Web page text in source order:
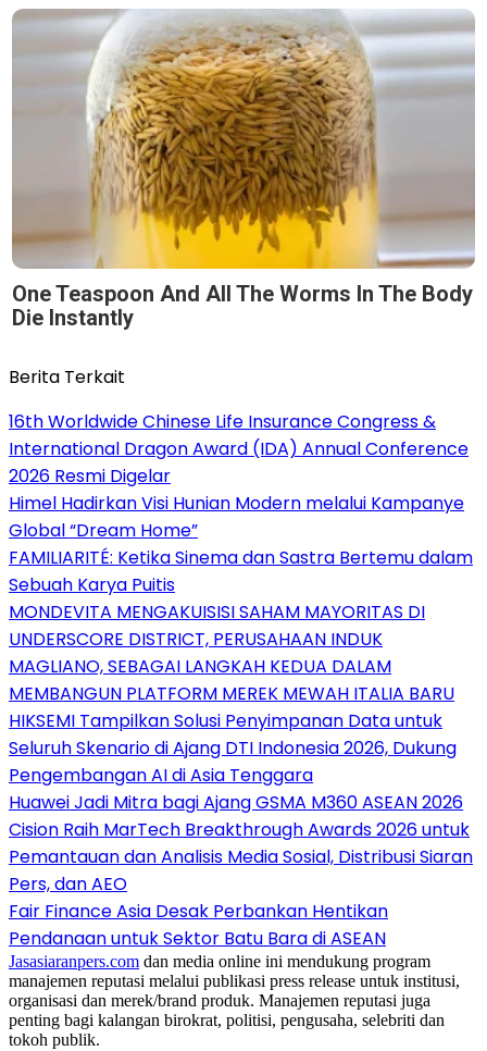
One Teaspoon And All The Worms In The Body
Die Instantly
Berita Terkait
16th Worldwide Chinese Life Insurance Congress &
International Dragon Award (IDA) Annual Conference
2026 Resmi Digelar
Himel Hadirkan Visi Hunian Modern melalui Kampanye
Global “Dream Home”
FAMILIARITÉ: Ketika Sinema dan Sastra Bertemu dalam
Sebuah Karya Puitis
MONDEVITA MENGAKUISISI SAHAM MAYORITAS DI
UNDERSCORE DISTRICT, PERUSAHAAN INDUK
MAGLIANO, SEBAGAI LANGKAH KEDUA DALAM
MEMBANGUN PLATFORM MEREK MEWAH ITALIA BARU
HIKSEMI Tampilkan Solusi Penyimpanan Data untuk
Seluruh Skenario di Ajang DTI Indonesia 2026, Dukung
Pengembangan AI di Asia Tenggara
Huawei Jadi Mitra bagi Ajang GSMA M360 ASEAN 2026
Cision Raih MarTech Breakthrough Awards 2026 untuk
Pemantauan dan Analisis Media Sosial, Distribusi Siaran
Pers, dan AEO
Fair Finance Asia Desak Perbankan Hentikan
Pendanaan untuk Sektor Batu Bara di ASEAN
Jasasiaranpers.com dan media online ini mendukung program
manajemen reputasi melalui publikasi press release untuk institusi,
organisasi dan merek/brand produk. Manajemen reputasi juga
penting bagi kalangan birokrat, politisi, pengusaha, selebriti dan
tokoh publik.